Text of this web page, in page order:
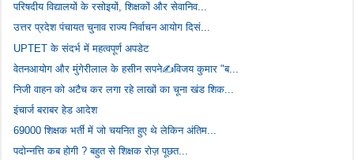
परिषदीय विद्यालयों के रसोइयों, शिक्षकों और सेवानिव...
उत्तर प्रदेश पंचायत चुनाव राज्य निर्वाचन आयोग दिसं...
UPTET के संदर्भ में महत्वपूर्ण अपडेट
वेतनआयोग और मुंगेरीलाल के हसीन सपने✍️विजय कुमार "ब...
निजी वाहन को अटैच कर लगा रहे लाखों का चूना खंड शिक...
इंचार्ज बराबर हेड आदेश
69000 शिक्षक भर्ती में जो चयनित हुए थे लेकिन अंतिम...
पदोन्नत्ति कब होगी ? बहुत से शिक्षक रोज़ पूछत...